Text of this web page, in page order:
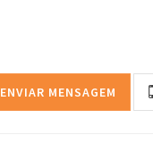
ENVIAR MENSAGEM